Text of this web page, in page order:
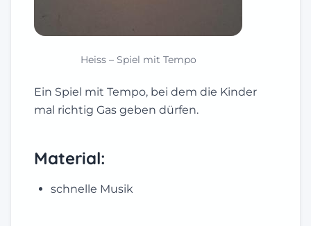
Heiss – Spiel mit Tempo
Ein Spiel mit Tempo, bei dem die Kinder
mal richtig Gas geben dürfen.
Material:
schnelle Musik